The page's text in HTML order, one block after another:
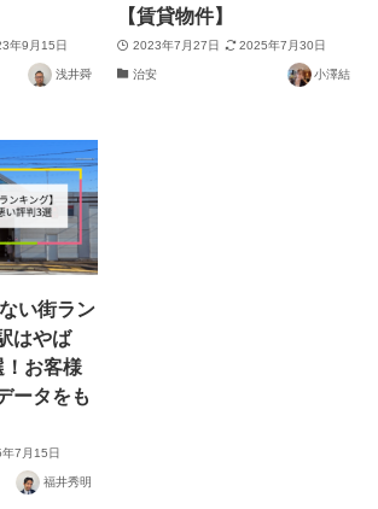
年9月15日
浅井舜
【賃貸物件】
2023年7月27日 2025年7月30日
治安 小澤結
い街ラン
はやば
！お客様
ータをも
7月15日
福井秀明